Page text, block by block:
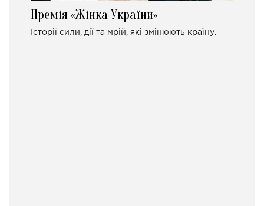
Премія «Жінка України»
Історії сили, дії та мрій, які змінюють країну.